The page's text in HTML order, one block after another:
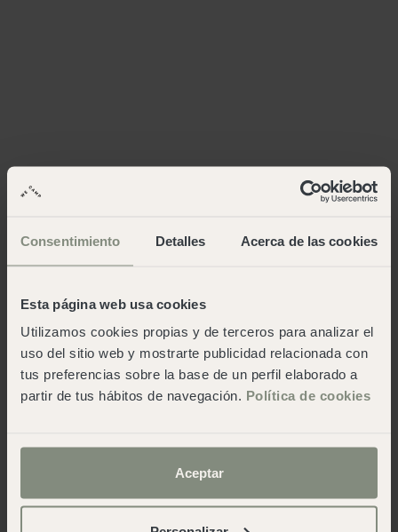
Consentimiento Detalles Acerca de las cookies
Esta página web usa cookies
Utilizamos cookies propias y de terceros para analizar el
uso del sitio web y mostrarte publicidad relacionada con
tus preferencias sobre la base de un perfil elaborado a
partir de tus hábitos de navegación. Política de cookies
Aceptar